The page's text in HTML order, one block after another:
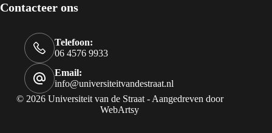
Contacteer ons
Telefoon:
06 4576 9933
Email:
info@universiteitvandestraat.nl
© 2026 Universiteit van de Straat - Aangedreven door
WebArtsy